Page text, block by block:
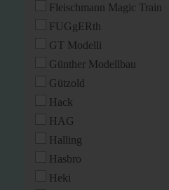
Fleischmann Magic Train
FUGgERth
GT Modelli
Günther Modellbau
Gützold
Hack
HAG
Halling
Hasbro
Heki